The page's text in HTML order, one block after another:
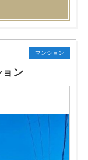
マンション
ン